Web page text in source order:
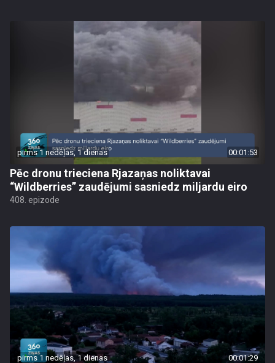
pirms 1 nedēļas, 1 dienas 00:01:53
Pēc dronu trieciena Rjazaņas noliktavai
“Wildberries” zaudējumi sasniedz miljardu eiro
408. epizode
pirms 1 nedēļas, 1 dienas 00:01:29